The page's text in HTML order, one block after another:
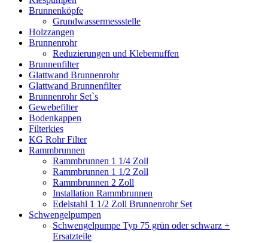
Brunnenköpfe
Grundwassermessstelle
Holzzangen
Brunnenrohr
Reduzierungen und Klebemuffen
Brunnenfilter
Glattwand Brunnenrohr
Glattwand Brunnenfilter
Brunnenrohr Set`s
Gewebefilter
Bodenkappen
Filterkies
KG Rohr Filter
Rammbrunnen
Rammbrunnen 1 1/4 Zoll
Rammbrunnen 1 1/2 Zoll
Rammbrunnen 2 Zoll
Installation Rammbrunnen
Edelstahl 1 1/2 Zoll Brunnenrohr Set
Schwengelpumpen
Schwengelpumpe Typ 75 grün oder schwarz +
Ersatzteile